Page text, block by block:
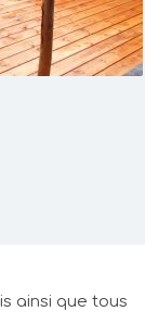
ainsi que tous